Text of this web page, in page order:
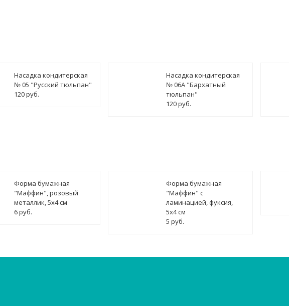
Насадка кондитерская
№ 05 "Русский тюльпан"
120 руб.
Насадка кондитерская
№ 06А "Бархатный
тюльпан"
120 руб.
Форма бумажная
"Маффин", розовый
металлик, 5х4 см
6 руб.
Форма бумажная
"Маффин" с
ламинацией, фуксия,
5х4 см
5 руб.